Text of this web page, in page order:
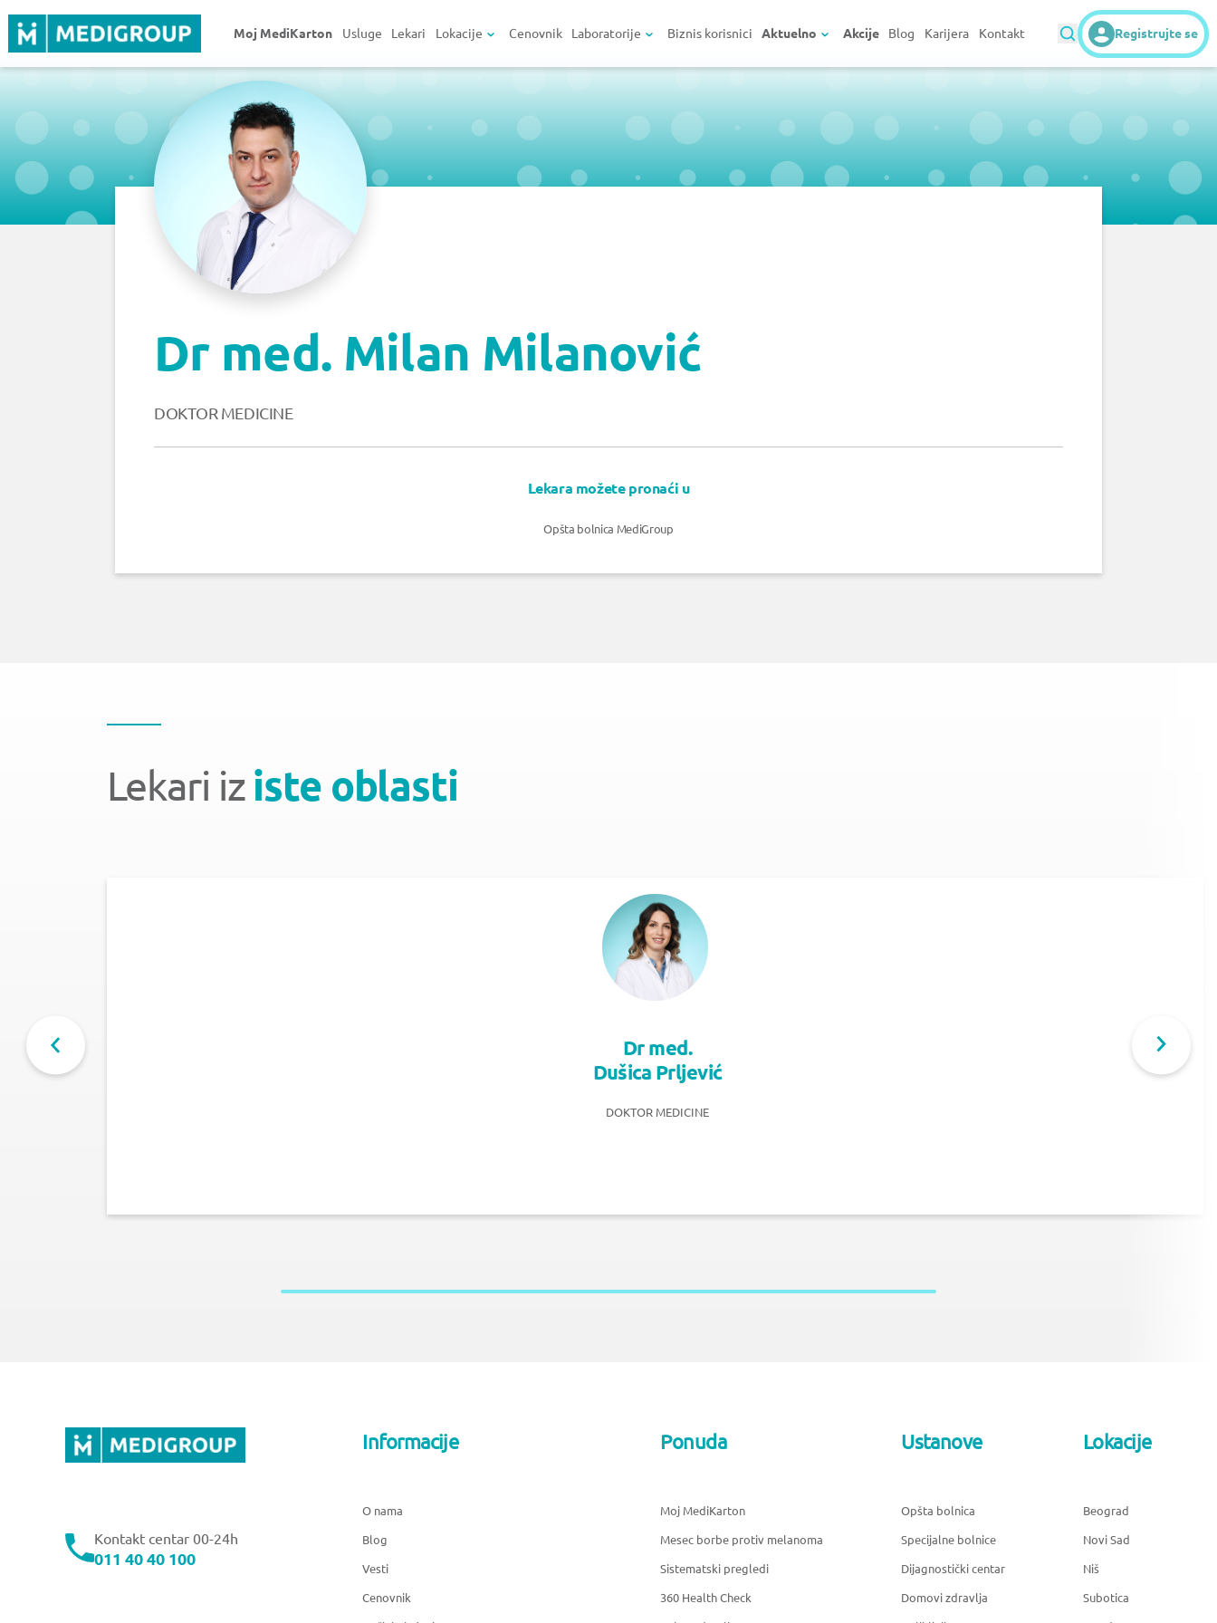
Moj MediKarton Usluge Lekari Lokacije Cenovnik Laboratorije Biznis korisnici Aktuelno Akcije Blog Karijera Kontakt Registrujte se
Dr med. Milan Milanović
DOKTOR MEDICINE
Lekara možete pronaći u
Opšta bolnica MediGroup
Lekari iziste oblasti
Dr med.
Dušica Prljević
DOKTOR MEDICINE
Kontakt centar 00-24h
011 40 40 100
Informacije
O nama
Blog
Vesti
Cenovnik
Ponuda
Moj MediKarton
Mesec borbe protiv melanoma
Sistematski pregledi
360 Health Check
Ustanove
Opšta bolnica
Specijalne bolnice
Dijagnostički centar
Domovi zdravlja
Lokacije
Beograd
Novi Sad
Niš
Subotica